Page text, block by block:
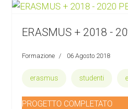
ERASMUS + 2018 -
Formazione 06 Agosto 2018
erasmus studenti
PROGETTO COMPLETATO